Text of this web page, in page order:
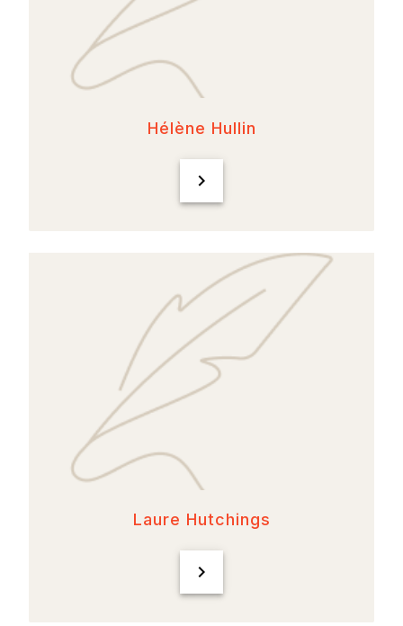
Hélène Hullin
chevron_right
Laure Hutchings
chevron_right